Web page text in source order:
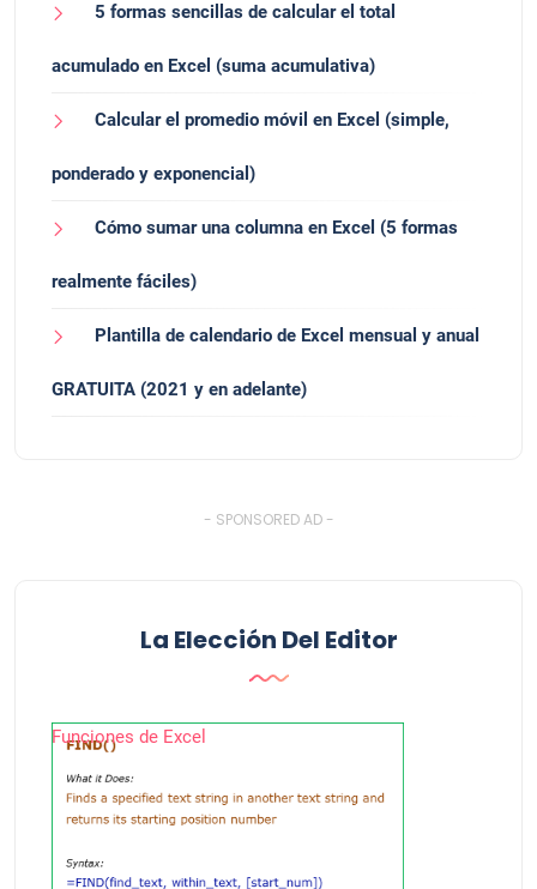
5 formas sencillas de calcular el total
acumulado en Excel (suma acumulativa)
Calcular el promedio móvil en Excel (simple,
ponderado y exponencial)
Cómo sumar una columna en Excel (5 formas
realmente fáciles)
Plantilla de calendario de Excel mensual y anual
GRATUITA (2021 y en adelante)
- SPONSORED AD -
La Elección Del Editor
Funciones de Excel